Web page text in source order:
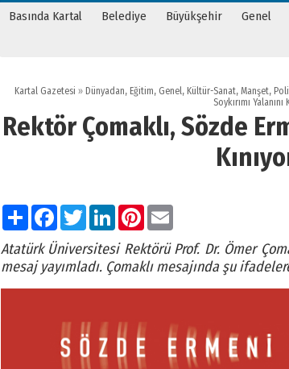
Basında Kartal Belediye Büyükşehir Genel
Kartal Gazetesi » Dünyadan, Eğitim, Genel, Kültür-Sanat, Manşet,
Soykırımı Yalanını
Rektör Çomaklı, Sözde
PaylaşFacebook
TwitterLinkedInPinterest
Atatürk Üniversitesi Rektörü Prof. Dr. Ömer
mesaj yayımladı. Çomaklı mesajında şu